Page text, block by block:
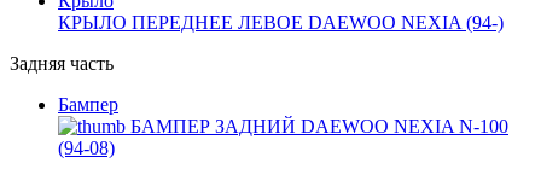
КРЫЛО ПЕРЕДНЕЕ ЛЕВОЕ DAEWOO NEXIA (94-)
Задняя часть
Бампер
БАМПЕР ЗАДНИЙ DAEWOO NEXIA N-100
(94-08)